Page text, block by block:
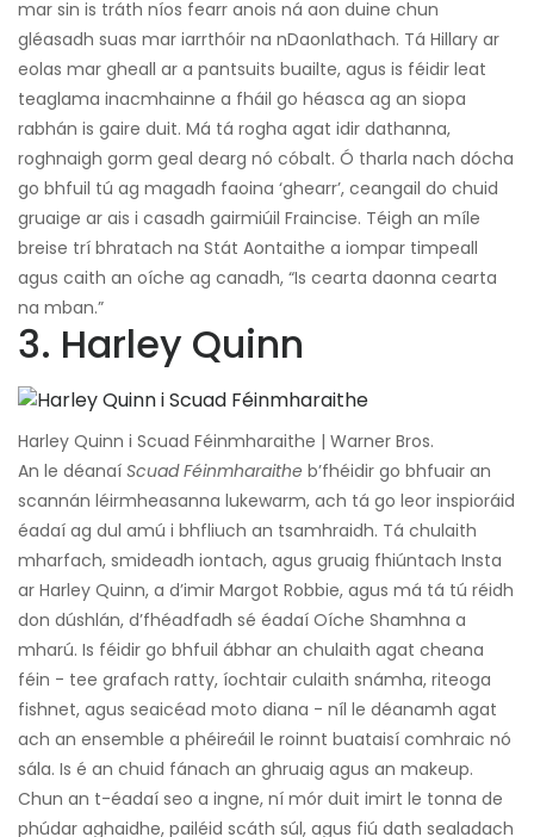
mar sin is tráth níos fearr anois ná aon duine chun
gléasadh suas mar iarrthóir na nDaonlathach. Tá Hillary ar
eolas mar gheall ar a pantsuits buailte, agus is féidir leat
teaglama inacmhainne a fháil go héasca ag an siopa
rabhán is gaire duit. Má tá rogha agat idir dathanna,
roghnaigh gorm geal dearg nó cóbalt. Ó tharla nach dócha
go bhfuil tú ag magadh faoina ‘ghearr’, ceangail do chuid
gruaige ar ais i casadh gairmiúil Fraincise. Téigh an míle
breise trí bhratach na Stát Aontaithe a iompar timpeall
agus caith an oíche ag canadh, “Is cearta daonna cearta
na mban.”
3. Harley Quinn
Harley Quinn i Scuad Féinmharaithe | Warner Bros.
An le déanaí Scuad Féinmharaithe b’fhéidir go bhfuair an
scannán léirmheasanna lukewarm, ach tá go leor inspioráid
éadaí ag dul amú i bhfliuch an tsamhraidh. Tá chulaith
mharfach, smideadh iontach, agus gruaig fhiúntach Insta
ar Harley Quinn, a d’imir Margot Robbie, agus má tá tú réidh
don dúshlán, d’fhéadfadh sé éadaí Oíche Shamhna a
mharú. Is féidir go bhfuil ábhar an chulaith agat cheana
féin - tee grafach ratty, íochtair culaith snámha, riteoga
fishnet, agus seaicéad moto diana - níl le déanamh agat
ach an ensemble a phéireáil le roinnt buataisí comhraic nó
sála. Is é an chuid fánach an ghruaig agus an makeup.
Chun an t-éadaí seo a ingne, ní mór duit imirt le tonna de
phúdar aghaidhe, pailéid scáth súl, agus fiú dath sealadach